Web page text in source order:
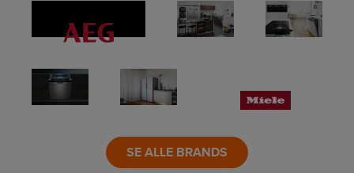
LINK LINK
LINK LINK
SE ALLE BRANDS